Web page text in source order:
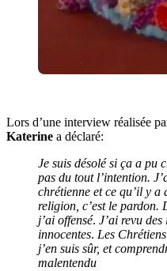
Lors d’une interview réalisée
Katerine a déclaré:
Je suis désolé si ça a pu
pas du tout l’intention.
chrétienne et ce qu’il y a
religion, c’est le pardon.
j’ai offensé. J’ai revu
innocentes. Les
j’en suis sûr, et
malentendu